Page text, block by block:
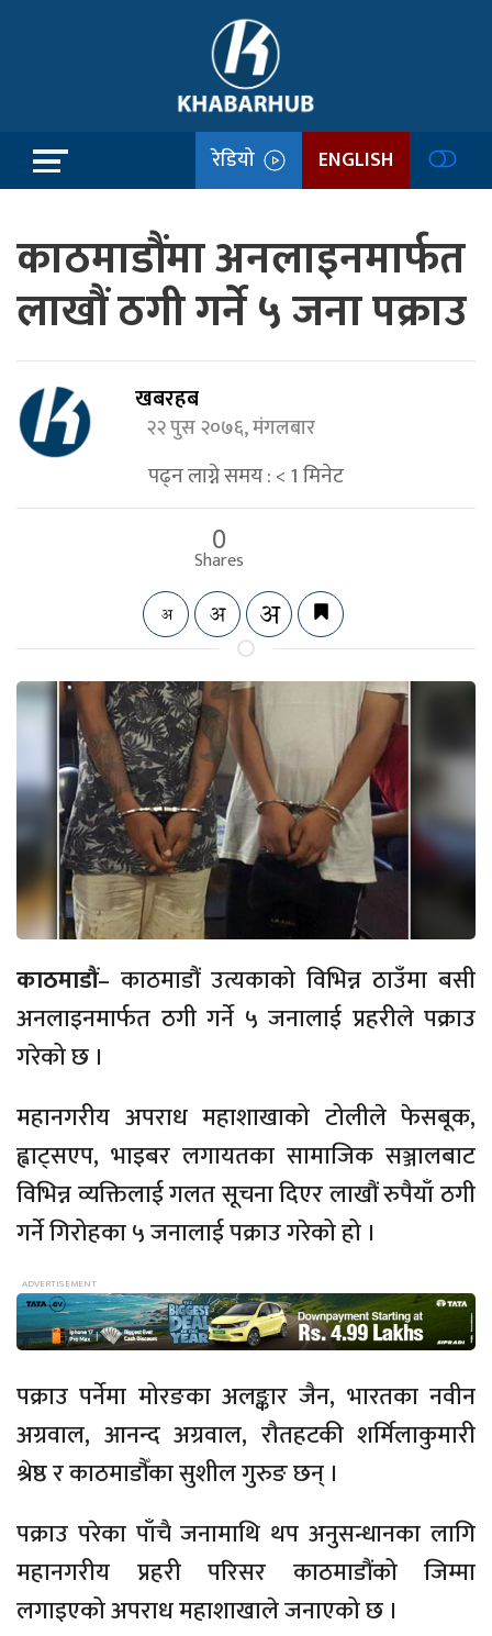
रेडियो ENGLISH
काठमाडौंमा अनलाइनमार्फत
लाखौं ठगी गर्ने ५ जना पक्राउ
खबरहब
२२ पुस २०७६, मंगलबार
पढ्न लाग्ने समय :< 1मिनेट
0
Shares
काठमाडौं– काठमाडौं उत्यकाको विभिन्न ठाउँमा बसी
अनलाइनमार्फत ठगी गर्ने ५ जनालाई प्रहरीले पक्राउ
गरेको छ ।
महानगरीय अपराध महाशाखाको टोलीले फेसबूक,
ह्वाट्सएप, भाइबर लगायतका सामाजिक सञ्जालबाट
विभिन्न व्यक्तिलाई गलत सूचना दिएर लाखौं रुपैयाँ ठगी
गर्ने गिरोहका ५ जनालाई पक्राउ गरेको हो ।
पक्राउ पर्नेमा मोरङका अलङ्कार जैन, भारतका नवीन
अग्रवाल, आनन्द अग्रवाल, रौतहटकी शर्मिलाकुमारी
श्रेष्ठ र काठमाडौँका सुशील गुरुङ छन् ।
पक्राउ परेका पाँचै जनामाथि थप अनुसन्धानका लागि
महानगरीय प्रहरी परिसर काठमाडौंको जिम्मा
लगाइएको अपराध महाशाखाले जनाएको छ ।